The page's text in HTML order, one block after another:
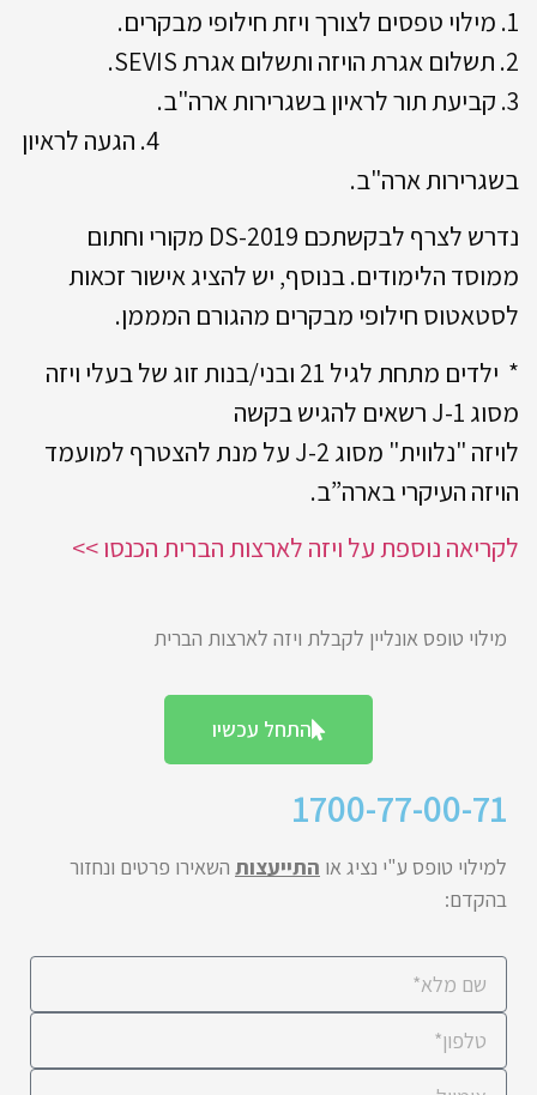
1. מילוי טפסים לצורך ויזת חילופי מבקרים.
2. תשלום אגרת הויזה ותשלום אגרת SEVIS.
3. קביעת תור לראיון בשגרירות ארה"ב.
4. הגעה לראיון
בשגרירות ארה"ב.
נדרש לצרף לבקשתכם DS-2019 מקורי וחתום
ממוסד הלימודים. בנוסף, יש להציג אישור זכאות
לסטאטוס חילופי מבקרים מהגורם המממן.
* ילדים מתחת לגיל 21 ובני/בנות זוג של בעלי ויזה
מסוג 1-J רשאים להגיש בקשה
לויזה "נלווית" מסוג 2-J על מנת להצטרף למועמד
הויזה העיקרי בארה”ב.
לקריאה נוספת על ויזה לארצות הברית הכנסו >>
מילוי טופס אונליין לקבלת ויזה לארצות הברית
התחל עכשיו
1700-77-00-71
למילוי טופס ע"י נציג או התייעצות השאירו פרטים ונחזור
בהקדם: